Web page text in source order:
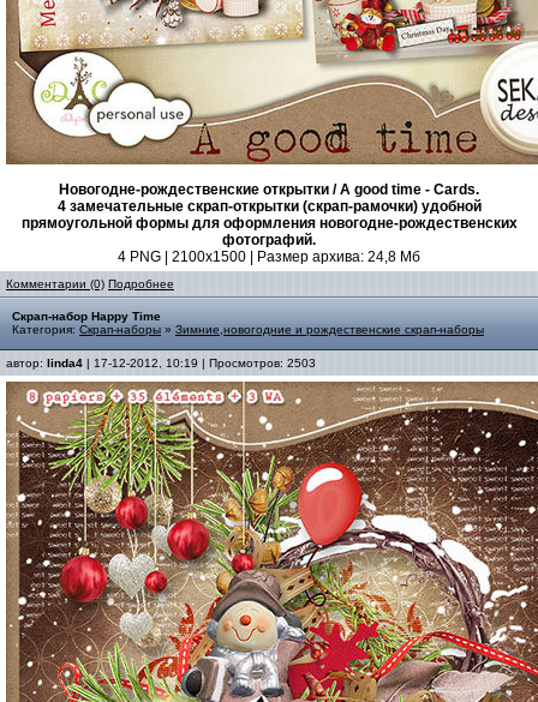
Новогодне-рождественские открытки / A good time - Cards.
4 замечательные скрап-открытки (скрап-рамочки) удобной
прямоугольной формы для оформления новогодне-рождественских
фотографий.
4 PNG | 2100x1500 | Размер архива: 24,8 Мб
Комментарии (0) Подробнее
Скрап-набор Happy Time
Категория: Скрап-наборы » Зимние,новогодние и рождественские скрап-наборы
автор: linda4 | 17-12-2012, 10:19 | Просмотров: 2503